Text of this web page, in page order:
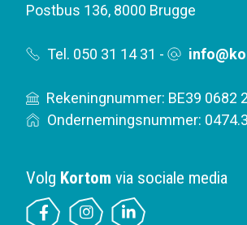
Postbus 136, 8000 Brugge
Tel. 050 31 14 31 -
Rekeningnummer: BE39 0682
Ondernemingsnummer:
Volg Kortom via sociale media